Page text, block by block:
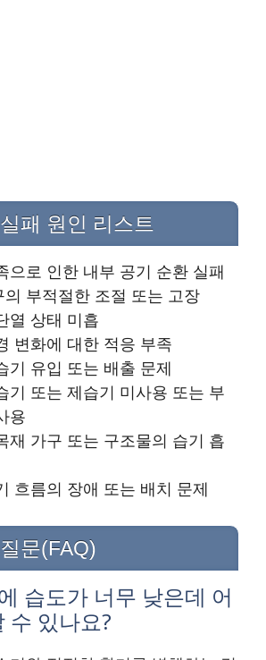
패 원인 리스트
으로 인한 내부 공기 순환 실패
의 부적절한 조절 또는 고장
열 상태 미흡
변화에 대한 적응 부족
기 유입 또는 배출 문제
기 또는 제습기 미사용 또는 부
용
재 가구 또는 구조물의 습기 흡
흐름의 장애 또는 배치 문제
문(FAQ)
습도가 너무 낮은데 어
수 있나요?